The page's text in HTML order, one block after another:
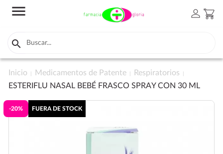
menu person shopping_cart

Inicio Medicamentos de Patente
Respiratorios
ESTERIFLU NASAL BEBÉ FRASCO SPRAY CON 30 ML
-20% FUERA DE STOCK